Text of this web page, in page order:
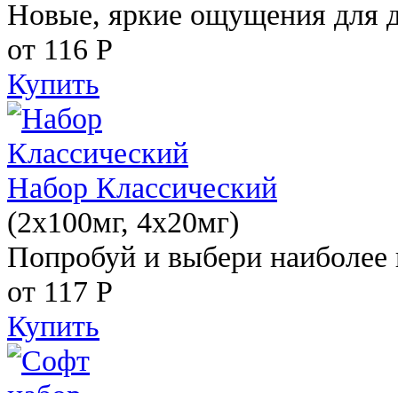
Новые, яркие ощущения для
от 116 Р
Купить
Набор Классический
(2x100мг, 4x20мг)
Попробуй и выбери наиболее
от 117 Р
Купить